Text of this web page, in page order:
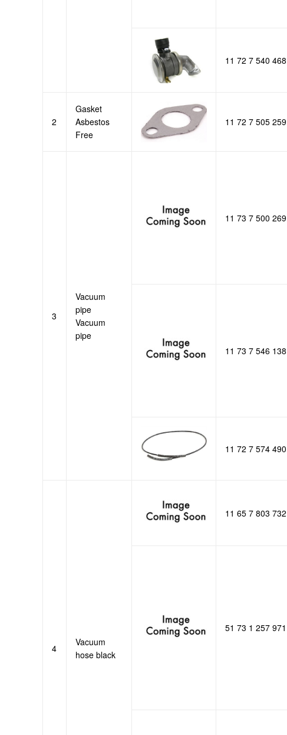
11 72 7 540 468
2
Gasket
Asbestos
Free
11 72 7 505 259
3
Vacuum
pipe
Vacuum
pipe
11 73 7 500 269
11 73 7 546 138
11 72 7 574 490
4
Vacuum
hose black
11 65 7 803 732
51 73 1 257 971